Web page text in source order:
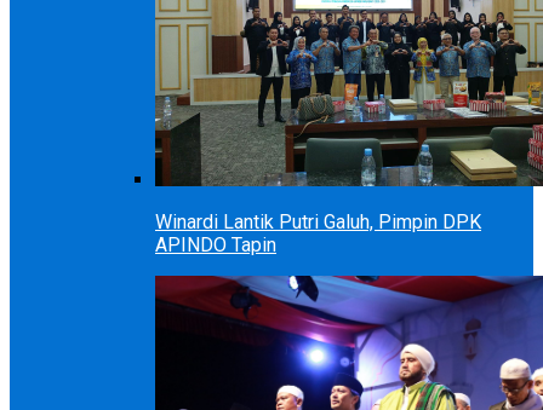
Winardi Lantik Putri Galuh, Pimpin DPK
APINDO Tapin